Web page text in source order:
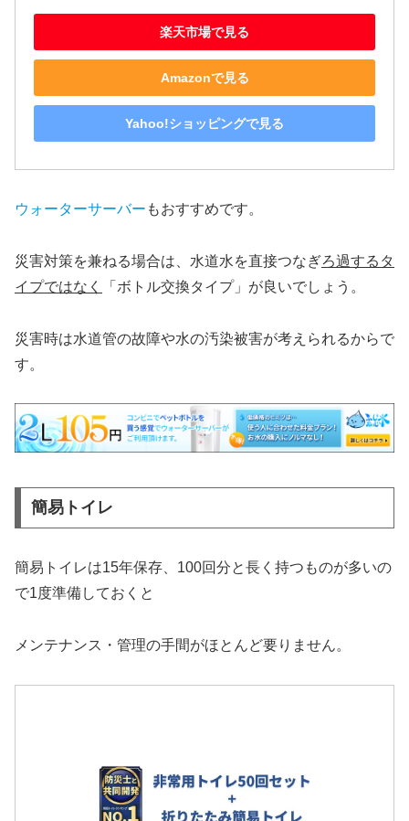
楽天市場で見る
Amazonで見る
Yahoo!ショッピングで見る
ウォーターサーバー もおすすめです。
災害対策を兼ねる場合は、水道水を直接つなぎろ過するタ
イプではなく
「ボトル交換タイプ」が良いでしょう。
災害時は水道管の故障や水の汚染被害が考えられるからで
す。
簡易トイレ
簡易トイレは15年保存、100回分と長く持つものが多いの
で1度準備しておくと
メンテナンス・管理の手間がほとんど要りません。